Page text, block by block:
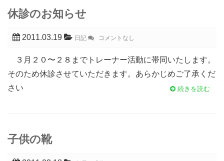
休診のお知らせ
2011.03.19 日記 コメントなし
３月２０〜２８までトレーナー活動に帯同いたします。
そのため休診させていただきます。あらかじめご了承くだ
さい
続きを読む
子供の靴